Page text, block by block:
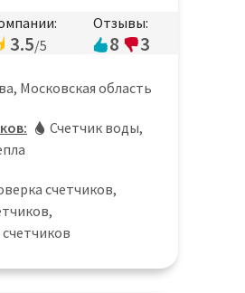
3.5/5
Отзывы:
8 3
Московская область
Счетчик воды,
счетчиков,
,